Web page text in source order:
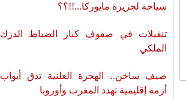
سياحة لجزيرة مايوركا...!!؟؟
تنقيلات في صفوف كبار الضباط الدرك
الملكي
صيف ساخن.. الهجرة العلنية تدق أبواب
أزمة إقليمية تهدد المغرب وأوروبا